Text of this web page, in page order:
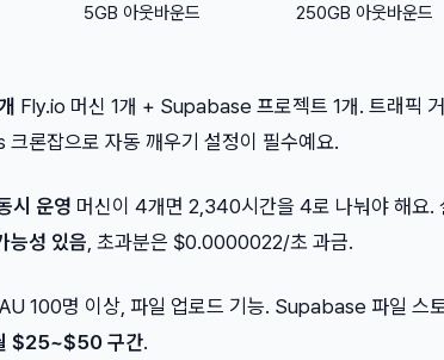
5GB 아웃바운드 250GB 아웃바운드
Fly.io 머신 1개 + Supabase 프로젝트 1개. 트래픽
론잡으로 자동 깨우기 설정이 필수예요.
시 운영 머신이 4개면 2,340시간을 4로 나눠야 해요.
능성 있음 , 초과분은 $0.0000022/초 과금.
100명 이상, 파일 업로드 기능. Supabase 파일 스
$25~$50 구간.